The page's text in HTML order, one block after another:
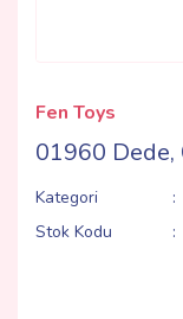
Fen Toys
01960 Dede,
Kategori
Stok Kodu